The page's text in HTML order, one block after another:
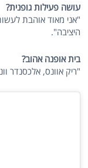
עושה פעילות גופנית?
"אני מאוד אוהבת
היציבה".
בית אופנה אהוב?
"ריק אוונס, אלכסנדר